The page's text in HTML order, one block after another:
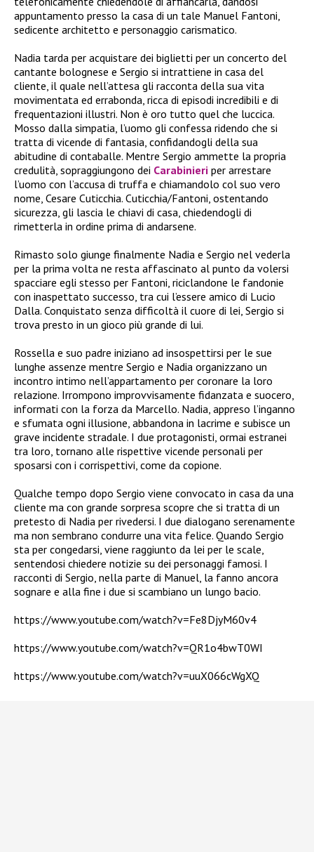
appuntamento presso la casa di un tale Manuel Fantoni,
sedicente architetto e personaggio carismatico.
Nadia tarda per acquistare dei biglietti per un concerto del
cantante bolognese e Sergio si intrattiene in casa del
cliente, il quale nell’attesa gli racconta della sua vita
movimentata ed errabonda, ricca di episodi incredibili e di
frequentazioni illustri. Non è oro tutto quel che luccica.
Mosso dalla simpatia, l’uomo gli confessa ridendo che si
tratta di vicende di fantasia, confidandogli della sua
abitudine di contaballe. Mentre Sergio ammette la propria
credulità, sopraggiungono dei Carabinieri per arrestare
l’uomo con l’accusa di truffa e chiamandolo col suo vero
nome, Cesare Cuticchia. Cuticchia/Fantoni, ostentando
sicurezza, gli lascia le chiavi di casa, chiedendogli di
rimetterla in ordine prima di andarsene.
Rimasto solo giunge finalmente Nadia e Sergio nel vederla
per la prima volta ne resta affascinato al punto da volersi
spacciare egli stesso per Fantoni, riciclandone le fandonie
con inaspettato successo, tra cui l’essere amico di Lucio
Dalla. Conquistato senza difficoltà il cuore di lei, Sergio si
trova presto in un gioco più grande di lui.
Rossella e suo padre iniziano ad insospettirsi per le sue
lunghe assenze mentre Sergio e Nadia organizzano un
incontro intimo nell’appartamento per coronare la loro
relazione. Irrompono improvvisamente fidanzata e suocero,
informati con la forza da Marcello. Nadia, appreso l’inganno
e sfumata ogni illusione, abbandona in lacrime e subisce un
grave incidente stradale. I due protagonisti, ormai estranei
tra loro, tornano alle rispettive vicende personali per
sposarsi con i corrispettivi, come da copione.
Qualche tempo dopo Sergio viene convocato in casa da una
cliente ma con grande sorpresa scopre che si tratta di un
pretesto di Nadia per rivedersi. I due dialogano serenamente
ma non sembrano condurre una vita felice. Quando Sergio
sta per congedarsi, viene raggiunto da lei per le scale,
sentendosi chiedere notizie su dei personaggi famosi. I
racconti di Sergio, nella parte di Manuel, la fanno ancora
sognare e alla fine i due si scambiano un lungo bacio.
https://www.youtube.com/watch?v=Fe8DjyM60v4
https://www.youtube.com/watch?v=QR1o4bwT0WI
https://www.youtube.com/watch?v=uuX066cWgXQ